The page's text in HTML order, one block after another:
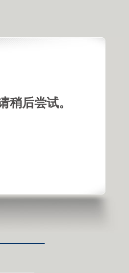
稍后尝试。